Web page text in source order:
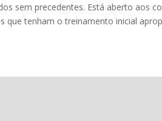
sem precedentes. Está aberto aos
que tenham o treinamento inicial